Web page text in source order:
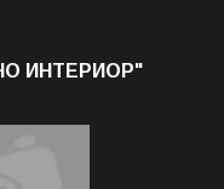
ИНТЕРИОР"